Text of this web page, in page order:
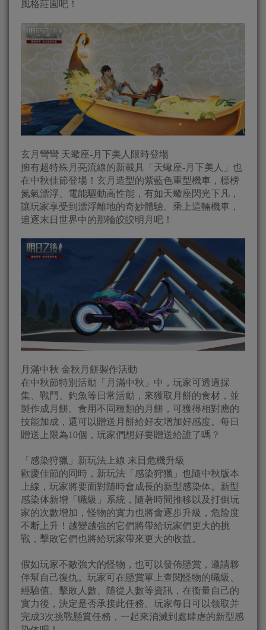
風格莊園吧！
玄月彎彎 天蠍座-月下美人限時登場
擁有超特殊月亮流線的新載具「天蠍座-月下美人」也
在中秋佳節登場！玄月造型的紫藍色重型機車，標榜
氮氣漂浮、電能驅動高性能，有如天蠍座閃光下凡，
讓玩家享受到漂浮離地的奇妙體驗。乘上這輛機車，
追逐末日世界中的那輪皎皎明月吧！
月滿中秋 金秋月餅製作活動
在中秋節特別活動「月滿中秋」中，玩家可透過採
集、戰鬥、釣魚等日常活動，來獲取月餅的食材，並
製作成月餅。食用不同種類的月餅，可獲得相對應的
技能加成，還可以贈送月餅給好友增加好感度。每日
贈送上限為10個，玩家們想好要贈送給誰了嗎？
「感染狩獵」新玩法上線 末日危機升級
歡慶佳節的同時，新玩法「感染狩獵」也隨中秋版本
上線，玩家將要面對隨時會成長的新型感染体。新型
感染体新增「職級」系統，隨著時間推移以及打倒玩
家的次數增加，怪物的實力也將會逐步升級，危险度
不断上升！越變越強的它們將帶給玩家們更大的挑
戰，擊敗它們也將給玩家帶來更大的收益。
假如玩家不敵強大的怪物，也可以發佈懸賞，邀請夥
伴幫自己復仇。玩家可在懸賞單上查閱怪物的職級、
經驗值、擊敗人數、隨從人數等資訊，在衡量自己的
實力後，決定是否承接此任務。玩家每日可以领取并
完成3次挑戰懸賞任務，一起來消滅到處肆虐的新型感